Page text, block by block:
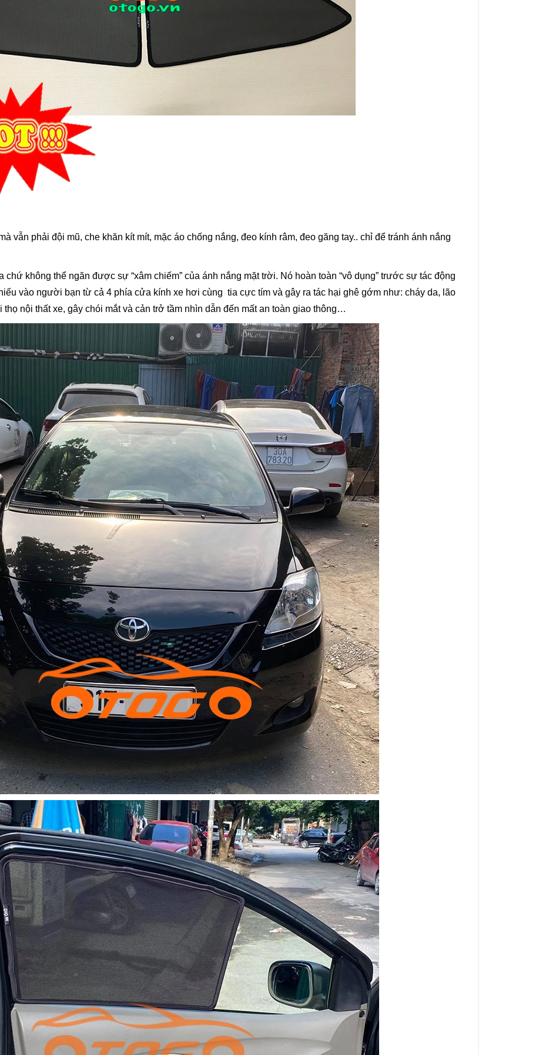
vẫn phải đội mũ, che khăn kít mít, mặc áo chống nắng, đeo kính râm, đeo găng tay.. chỉ để tránh ánh nắng
chứ không thể ngăn được sự “xâm chiếm” của ánh nắng mặt trời. Nó hoàn toàn “vô dụng” trước sự tác động
vào người bạn từ cả 4 phía cửa kính xe hơi cùng tia cực tím và gây ra tác hại ghê gớm như: cháy da, lão
nội thất xe, gây chói mắt và cản trở tầm nhìn dẫn đến mất an toàn giao thông…